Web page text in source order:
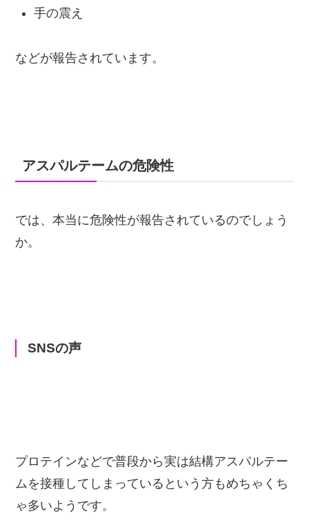
手の震え
などが報告されています。
アスパルテームの危険性
では、本当に危険性が報告されているのでしょう
か。
SNSの声
プロテインなどで普段から実は結構アスパルテー
ムを接種してしまっているという方もめちゃくち
ゃ多いようです。